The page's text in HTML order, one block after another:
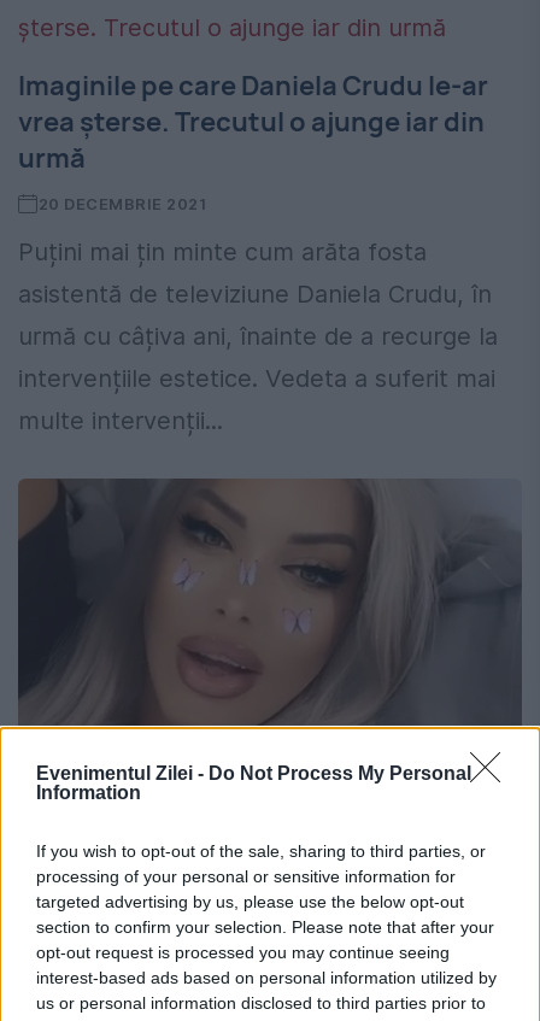
Evenimentul Zilei - Do Not Process My Personal
Information
If you wish to opt-out of the sale, sharing to third parties, or
processing of your personal or sensitive information for
targeted advertising by us, please use the below opt-out
section to confirm your selection. Please note that after your
opt-out request is processed you may continue seeing
interest-based ads based on personal information utilized by
us or personal information disclosed to third parties prior to
Imaginile pe care Daniela Crudu le-ar
vrea șterse. Trecutul o ajunge iar din
urmă
20 DECEMBRIE 2021
Puțini mai țin minte cum arăta fosta
asistentă de televiziune Daniela Crudu, în
urmă cu câțiva ani, înainte de a recurge la
intervențiile estetice. Vedeta a suferit mai
multe intervenții...
măsură. „Îmi place să fiu o femeie
voluptoasă''
26 IUNIE 2020
Loredana Chivu este una dintre cele mai